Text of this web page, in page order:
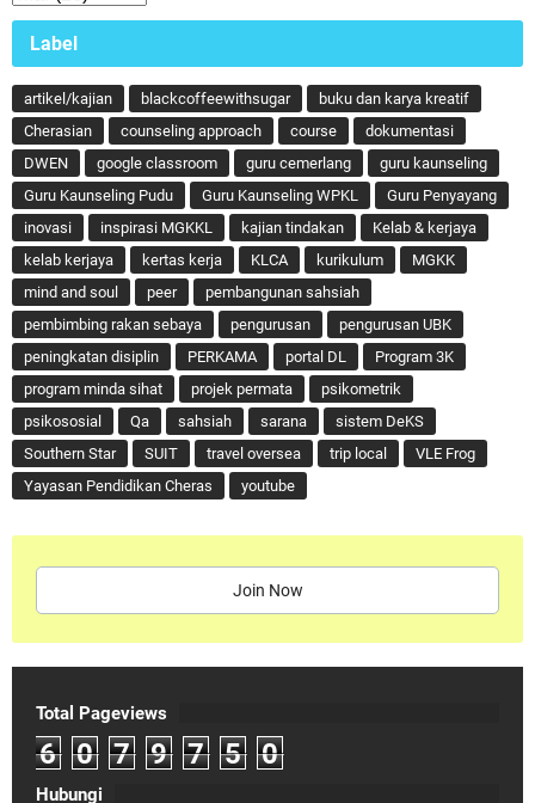
Label
artikel/kajian blackcoffeewithsugar
buku dan karya kreatif
Cherasian
counseling approach course
dokumentasi
DWEN
google classroom guru cemerlang
guru kaunseling
Guru Kaunseling Pudu
Guru Kaunseling WPKL
Guru Penyayang
inovasi
inspirasi MGKKL kajian tindakan
Kelab & kerjaya
kelab kerjaya
kertas kerja KLCA kurikulum
MGKK
mind and soul
peer
pembangunan sahsiah
pembimbing rakan sebaya
pengurusan
pengurusan UBK
peningkatan disiplin
PERKAMA portal DL
Program 3K
program minda sihat
projek permata
psikometrik
psikososial
Qa sahsiah sarana
sistem DeKS
Southern Star
SUIT travel oversea trip local
VLE Frog
Yayasan Pendidikan Cheras
youtube
Join Now
Total Pageviews
6 0 7 9 7 5 0
Hubungi